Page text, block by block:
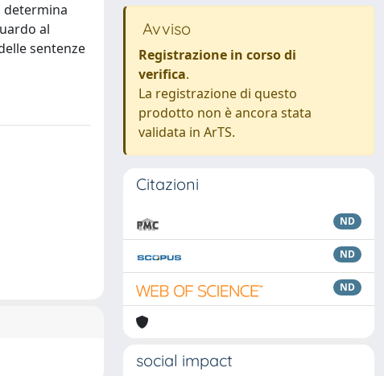
determina
al
sentenze
Avviso
Registrazione in corso di
verifica.
La registrazione di questo
prodotto non è ancora stata
validata in ArTS.
Citazioni
ND
ND
ND
social impact